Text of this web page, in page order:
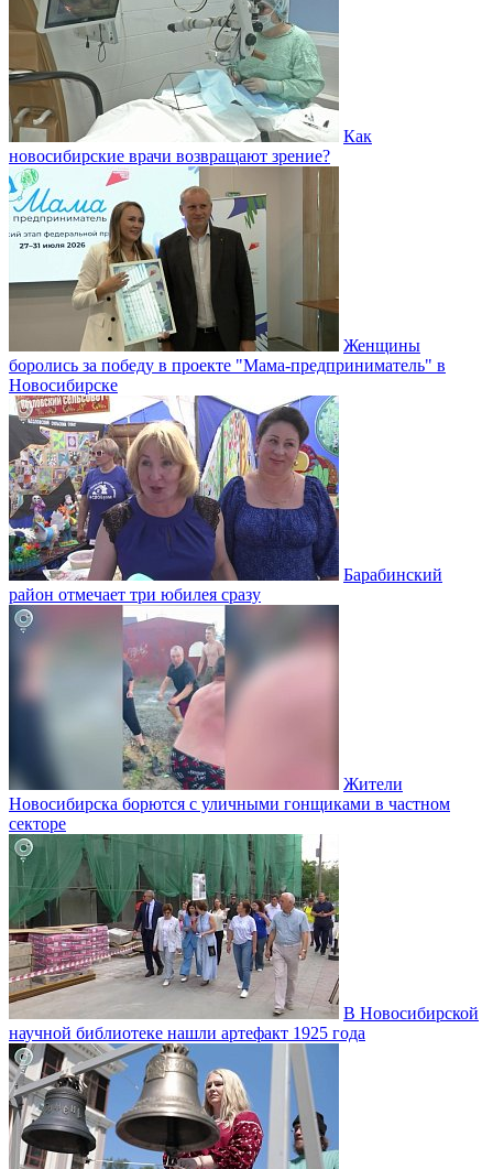
Как
новосибирские врачи возвращают зрение?
Женщины
боролись за победу в проекте "Мама-предприниматель" в
Новосибирске
Барабинский
район отмечает три юбилея сразу
Жители
Новосибирска борются с уличными гонщиками в частном
секторе
В Новосибирской
научной библиотеке нашли артефакт 1925 года